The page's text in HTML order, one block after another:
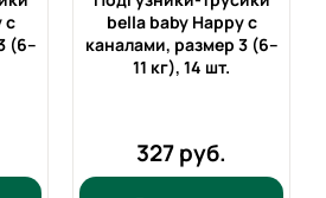
с
(6–
bella baby Happy с
каналами, размер 3 (6–
11 кг), 14 шт.
327 руб.